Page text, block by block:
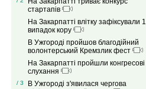
стартапів
На Закарпатті влітку зафіксували 1
випадок кору
В Ужгороді пройшов благодійний
волонтерський Кремзлик фест
На Закарпатті пройшли конгресові
слухання
/ 3
В Ужгороді з'явилася чергова